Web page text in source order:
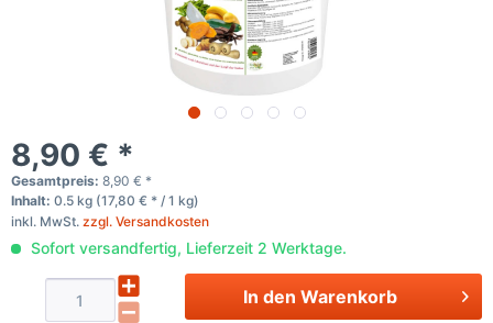
8,90 € *
Gesamtpreis: 8,90 € *
Inhalt: 0.5 kg (17,80 € * / 1 kg)
inkl. MwSt. zzgl. Versandkosten
Sofort versandfertig, Lieferzeit 2 Werktage.
In den Warenkorb